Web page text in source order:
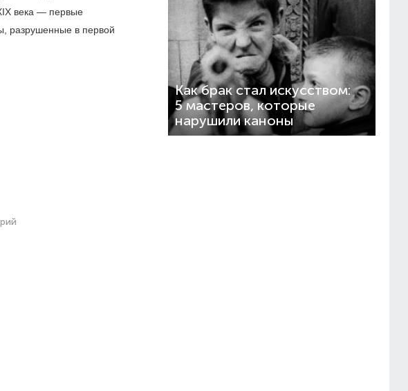
века — первые
разрушенные в первой
Как брак стал искусством:
5 мастеров, которые
нарушили каноны